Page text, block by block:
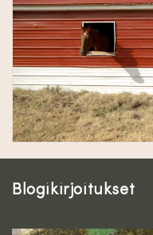
:
G
i
v
i
g
Blogikirjoitukset